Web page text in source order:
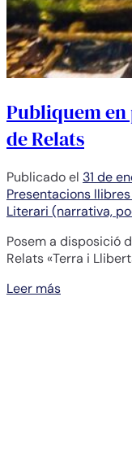
Publiquem
de Relats
Publicado el 31 de
Presentacions
Literari (narrativa,
Posem a disposició
Relats «Terra i
Leer más